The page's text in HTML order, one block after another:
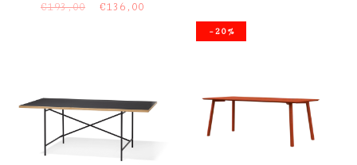
SALE
€193,00 €136,00
-20%